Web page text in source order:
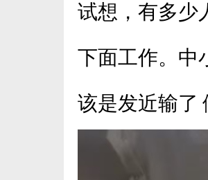
试想，有多少
下面工作。中
该是发近输了